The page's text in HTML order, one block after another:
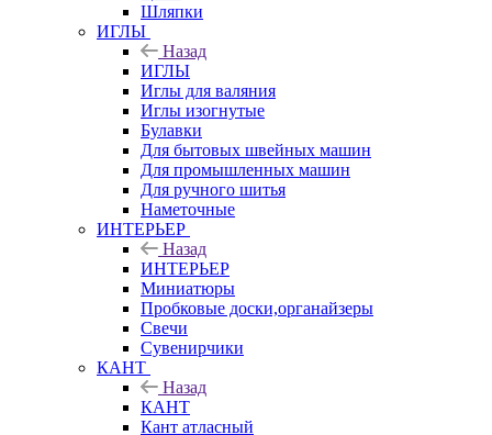
Шляпки
ИГЛЫ
Назад
ИГЛЫ
Иглы для валяния
Иглы изогнутые
Булавки
Для бытовых швейных машин
Для промышленных машин
Для ручного шитья
Наметочные
ИНТЕРЬЕР
Назад
ИНТЕРЬЕР
Миниатюры
Пробковые доски,органайзеры
Свечи
Сувенирчики
КАНТ
Назад
КАНТ
Кант атласный